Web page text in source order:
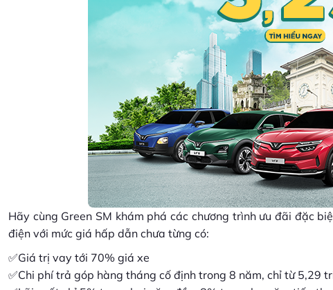
Hãy cùng Green SM khám phá các chương trình ưu đãi đặc
điện với mức giá hấp dẫn chưa từng có:
✅Giá trị vay tới 70% giá xe
✅Chi phí trả góp hàng tháng cố định trong 8 năm, chỉ từ 5,29